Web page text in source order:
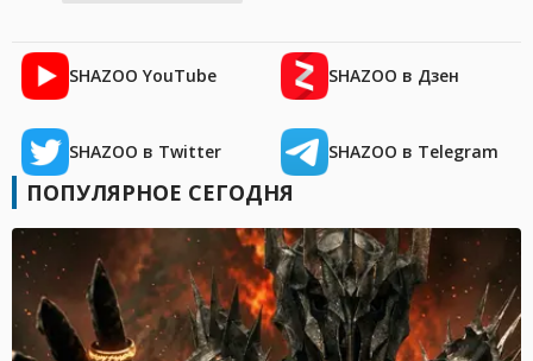
SHAZOO YouTube SHAZOO в Дзен
SHAZOO в Twitter SHAZOO в Telegram
ПОПУЛЯРНОЕ СЕГОДНЯ